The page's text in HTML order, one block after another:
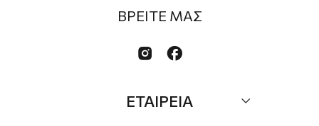
ΒΡΕΙΤΕ ΜΑΣ
 
ΕΤΑΙΡΕΙΑ